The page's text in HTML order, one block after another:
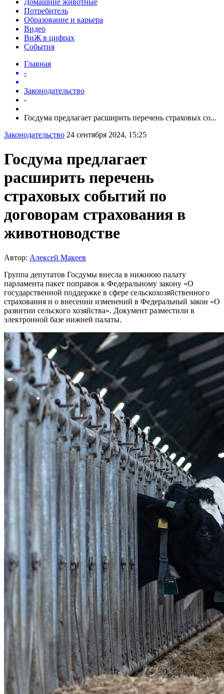
Потребитель
Образование и карьера
Видео
ВиЖ в цифрах
События
Главная
-
Законодательство
-
Госдума предлагает расширить перечень страховых со...
Законодательство 24 сентября 2024, 15:25
Госдума предлагает
расширить перечень
страховых событий по
договорам страхования в
животноводстве
Автор: Алексей Макеев
Группа депутатов Госдумы внесла в нижнюю палату
парламента пакет поправок к Федеральному закону «О
государственной поддержке в сфере сельскохозяйственного
страхования и о внесении изменений в Федеральный закон «О
развитии сельского хозяйства». Документ разместили в
электронной базе нижней палаты.